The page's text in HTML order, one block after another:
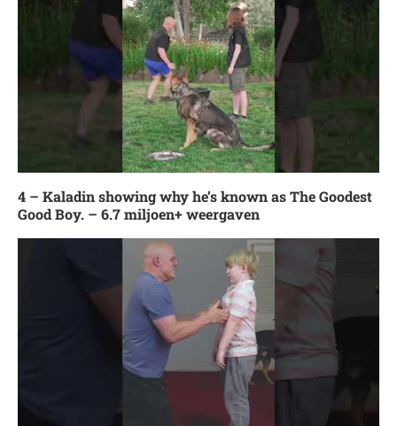
4 – Kaladin showing why he’s known as The Goodest
Good Boy. – 6.7 miljoen+ weergaven